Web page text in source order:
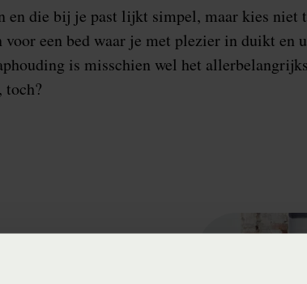
en die bij je past lijkt simpel, maar kies niet
voor een bed waar je met plezier in duikt en
is misschien wel het
toch?